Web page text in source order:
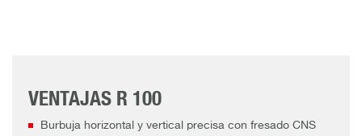
VENTAJAS R 100
Burbuja horizontal y vertical precisa con fresado CNS